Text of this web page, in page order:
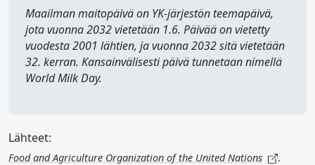
Maailman maitopäiväon YK-järjestön teemapäivä,
jota vuonna 2032 vietetään 1.6. Päivää on vietetty
vuodesta 2001 lähtien, ja vuonna 2032 sitä vietetään
32. kerran. Kansainvälisesti päivä tunnetaan nimellä
World Milk Day.
Lähteet:
Food and Agriculture Organization of the United Nations
.